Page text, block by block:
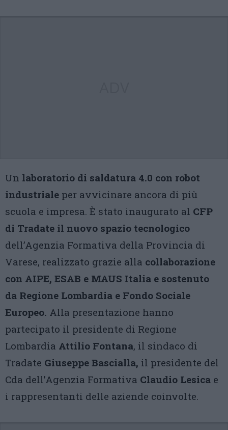
Un laboratorio di saldatura 4.0 con robot
industriale per avvicinare ancora di più
scuola e impresa. È stato inaugurato al CFP
di Tradate il nuovo spazio tecnologico
dell’Agenzia Formativa della Provincia di
Varese, realizzato grazie alla collaborazione
con AIPE, ESAB e MAUS Italia e sostenuto
da Regione Lombardia e Fondo Sociale
Europeo. Alla presentazione hanno
partecipato il presidente di Regione
Lombardia Attilio Fontana, il sindaco di
Tradate Giuseppe Bascialla, il presidente del
Cda dell’Agenzia Formativa Claudio Lesica e
i rappresentanti delle aziende coinvolte.